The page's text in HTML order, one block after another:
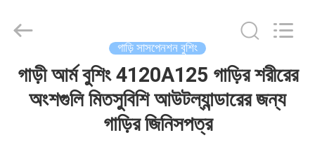
বাড়ি
PARTS
Reserved.
গাড়ি সাসপেনশন বুশিং
গাড়ী আর্ম বুশিং 4120A125 গাড়ির শরীরের
অংশগুলি মিতসুবিশি আউটল্যান্ডারের জন্য
গাড়ির জিনিসপত্র